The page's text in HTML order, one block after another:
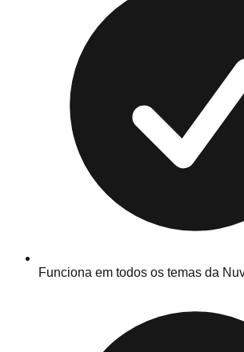
Funciona em todos os temas da